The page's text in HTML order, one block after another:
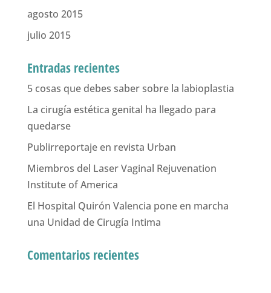
agosto 2015
julio 2015
Entradas recientes
5 cosas que debes saber sobre la labioplastia
La cirugía estética genital ha llegado para
quedarse
Publirreportaje en revista Urban
Miembros del Laser Vaginal Rejuvenation
Institute of America
El Hospital Quirón Valencia pone en marcha
una Unidad de Cirugía Intima
Comentarios recientes